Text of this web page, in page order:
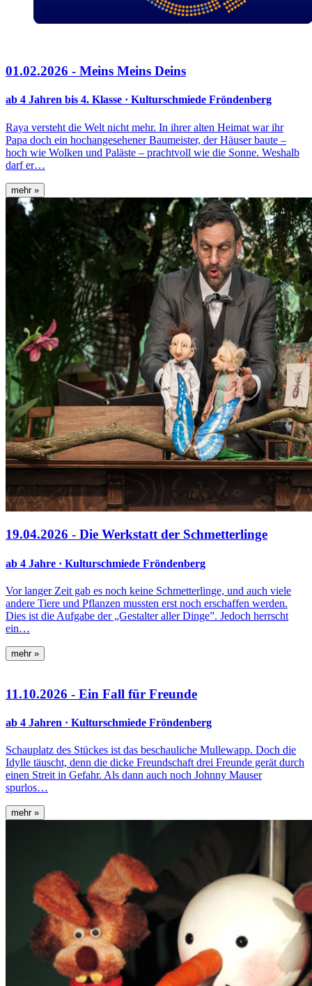
01.02.2026 - Meins Meins Deins
ab 4 Jahren bis 4. Klasse · Kulturschmiede Fröndenberg
Raya versteht die Welt nicht mehr. In ihrer alten Heimat war ihr
Papa doch ein hochangesehener Baumeister, der Häuser baute –
hoch wie Wolken und Paläste – prachtvoll wie die Sonne. Weshalb
darf er…
mehr »
19.04.2026 - Die Werkstatt der Schmetterlinge
ab 4 Jahre · Kulturschmiede Fröndenberg
Vor langer Zeit gab es noch keine Schmetterlinge, und auch viele
andere Tiere und Pflanzen mussten erst noch erschaffen werden.
Dies ist die Aufgabe der „Gestalter aller Dinge”. Jedoch herrscht
ein…
mehr »
11.10.2026 - Ein Fall für Freunde
ab 4 Jahren · Kulturschmiede Fröndenberg
Schauplatz des Stückes ist das beschauliche Mullewapp. Doch die
Idylle täuscht, denn die dicke Freundschaft drei Freunde gerät durch
einen Streit in Gefahr. Als dann auch noch Johnny Mauser
spurlos…
mehr »